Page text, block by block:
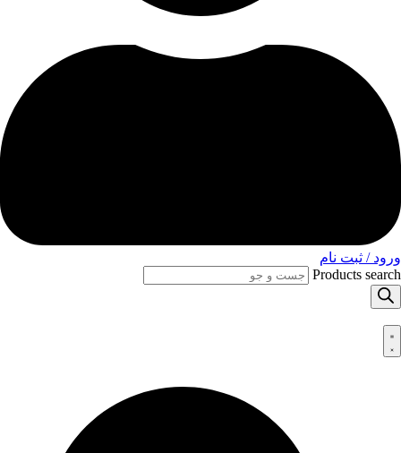
ورود / ثبت نام
Products search